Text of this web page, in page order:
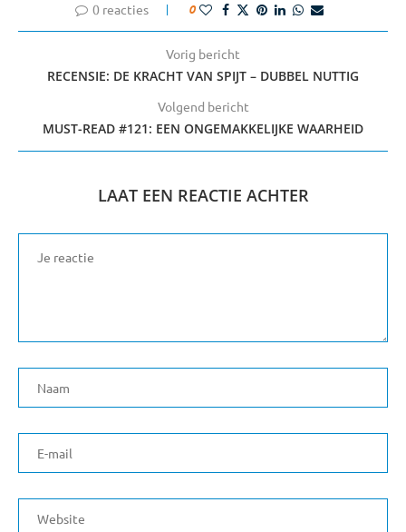
0 reacties 0
Vorig bericht
RECENSIE: DE KRACHT VAN SPIJT – DUBBEL NUTTIG
Volgend bericht
MUST-READ #121: EEN ONGEMAKKELIJKE WAARHEID
LAAT EEN REACTIE ACHTER